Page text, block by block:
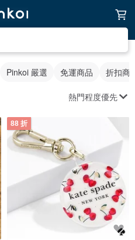
Pinkoi 嚴選 免運商品 折扣商
熱門程度優先
88 折